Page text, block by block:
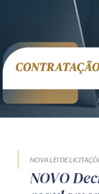
NOVA LEI DE
NOVO